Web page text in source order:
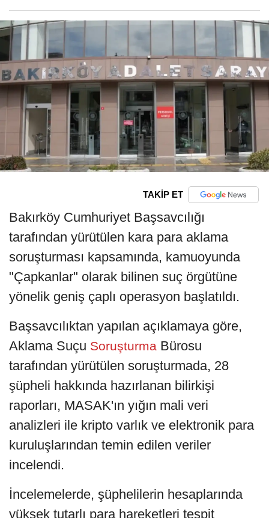
TAKİP ET
Bakırköy Cumhuriyet Başsavcılığı
tarafından yürütülen kara para aklama
soruşturması kapsamında, kamuoyunda
"Çapkanlar" olarak bilinen suç örgütüne
yönelik geniş çaplı operasyon başlatıldı.
Başsavcılıktan yapılan açıklamaya göre,
Aklama Suçu Soruşturma Bürosu
tarafından yürütülen soruşturmada, 28
şüpheli hakkında hazırlanan bilirkişi
raporları, MASAK'ın yığın mali veri
analizleri ile kripto varlık ve elektronik para
kuruluşlarından temin edilen veriler
incelendi.
İncelemelerde, şüphelilerin hesaplarında
yüksek tutarlı para hareketleri tespit